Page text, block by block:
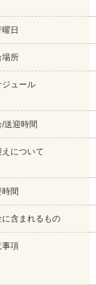
日
場所
ジュール
送迎時間
えについて
間
に含まれるもの
事項